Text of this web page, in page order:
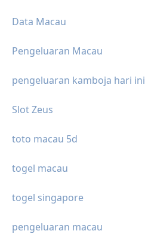
Data Macau
Pengeluaran Macau
pengeluaran kamboja hari ini
Slot Zeus
toto macau 5d
togel macau
togel singapore
pengeluaran macau